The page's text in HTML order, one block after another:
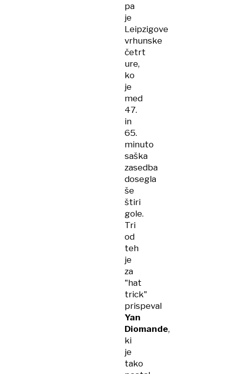
pa
je
Leipzigove
vrhunske
četrt
ure,
ko
je
med
47.
in
65.
minuto
saška
zasedba
dosegla
še
štiri
gole.
Tri
od
teh
je
za
"hat
trick"
prispeval
Yan
Diomande,
ki
je
tako